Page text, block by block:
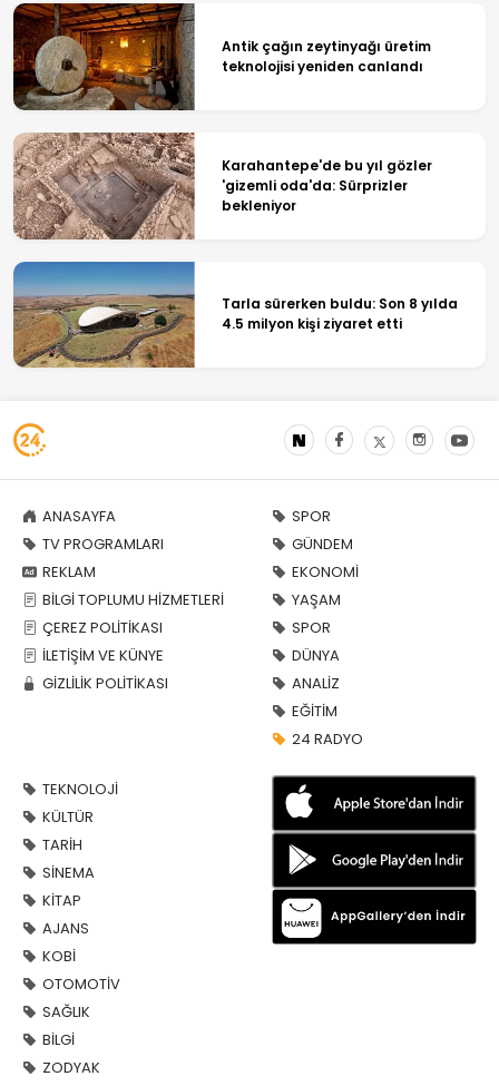
Antik çağın zeytinyağı üretim
teknolojisi yeniden canlandı
Karahantepe'de bu yıl gözler
'gizemli oda'da: Sürprizler
bekleniyor
Tarla sürerken buldu: Son 8 yılda
4.5 milyon kişi ziyaret etti
ANASAYFA
TV PROGRAMLARI
REKLAM
BİLGİ TOPLUMU HİZMETLERİ
ÇEREZ POLİTİKASI
İLETİŞİM VE KÜNYE
GİZLİLİK POLİTİKASI
SPOR
GÜNDEM
EKONOMİ
YAŞAM
SPOR
DÜNYA
ANALİZ
EĞİTİM
24 RADYO
TEKNOLOJİ
KÜLTÜR
TARİH
SİNEMA
KİTAP
AJANS
KOBİ
OTOMOTİV
SAĞLIK
BİLGİ
ZODYAK